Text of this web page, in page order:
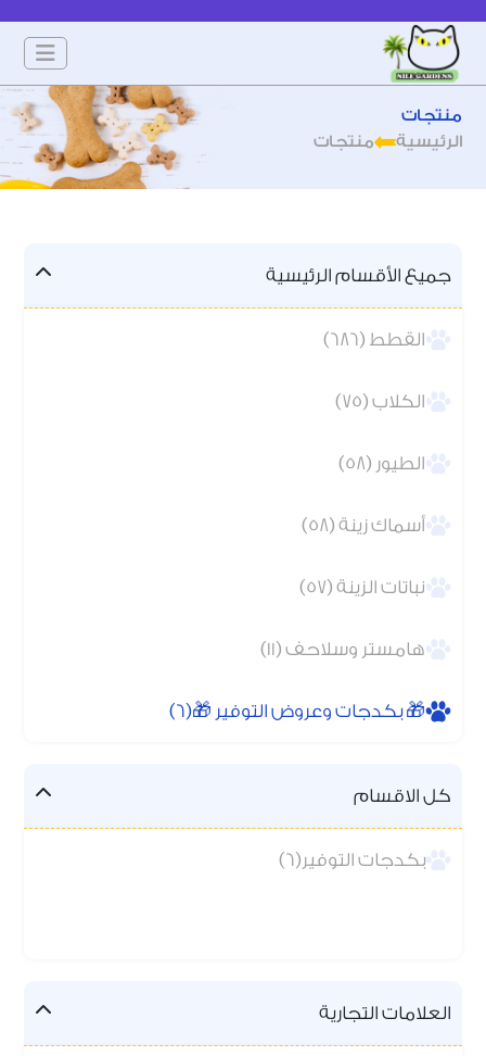
منتجات
الرئيسية
منتجات
جميع الأقسام الرئيسية
القطط (686)
الكلاب (75)
الطيور (58)
أسماك زينة (58)
نباتات الزينة (57)
هامستر وسلاحف (11)
🎁 بكدجات وعروض التوفير 🎁(6)
كل الاقسام
بكدجات التوفير(6)
العلامات التجارية